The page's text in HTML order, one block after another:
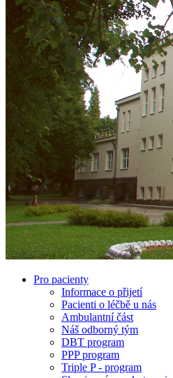
Pro pacienty
Informace o přijetí
Pacienti o léčbě u nás
Ambulantní část
Náš odborný tým
DBT program
PPP program
Triple P - program